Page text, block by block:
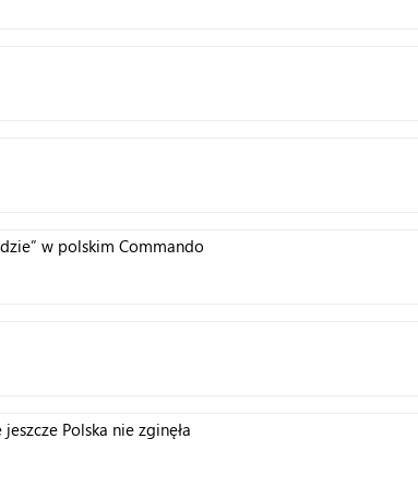
w polskim Commando
Polska nie zginęła